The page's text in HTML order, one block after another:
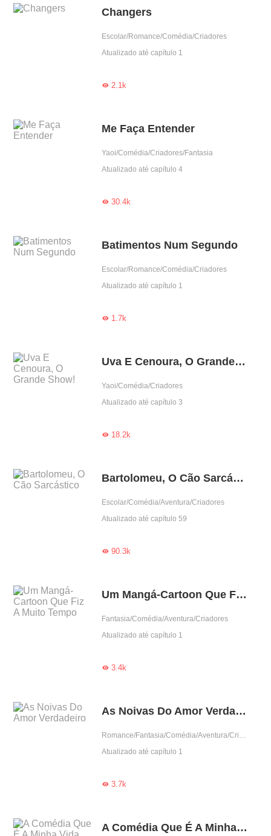
Changers
Escolar/Romance/Comédia/Criadores
Atualizado até capítulo 1
2.1k
Me Faça Entender
Yaoi/Comédia/Criadores/Fantasia
Atualizado até capítulo 4
30.4k
Batimentos Num Segundo
Escolar/Romance/Comédia/Criadores
Atualizado até capítulo 1
1.7k
Uva E Cenoura, O Grande Show!
Yaoi/Comédia/Criadores
Atualizado até capítulo 3
18.2k
Bartolomeu, O Cão Sarcástico
Escolar/Comédia/Aventura/Criadores
Atualizado até capítulo 59
90.3k
Um Mangá-Cartoon Que Fiz A Muito Tempo
Fantasia/Comédia/Aventura/Criadores
Atualizado até capítulo 1
3.4k
As Noivas Do Amor Verdadeiro
Romance/Fantasia/Comédia/Aventura/Criadores
Atualizado até capítulo 1
3.7k
A Comédia Que É A Minha Vida